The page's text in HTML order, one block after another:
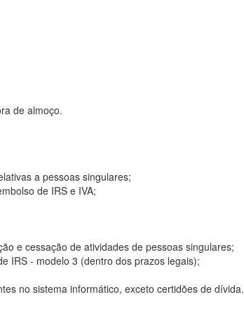
de almoço.
a pessoas singulares;
de IRS e IVA;
e cessação de atividades de pessoas singulares;
IRS - modelo 3 (dentro dos prazos legais);
no sistema informático, exceto certidões de dívida.